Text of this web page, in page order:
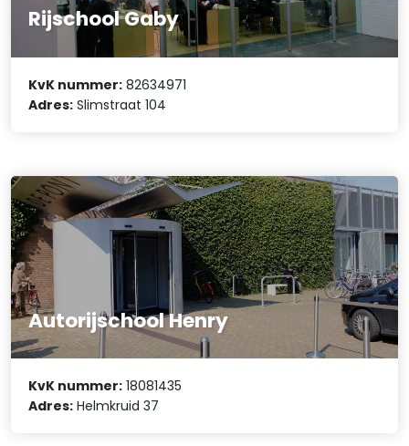
Rijschool Gaby
KvK nummer: 82634971
Adres: Slimstraat 104
Autorijschool Henry
KvK nummer: 18081435
Adres: Helmkruid 37